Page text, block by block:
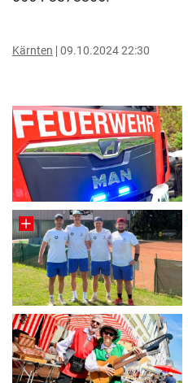
Kärnten 09.10.2024 22:30